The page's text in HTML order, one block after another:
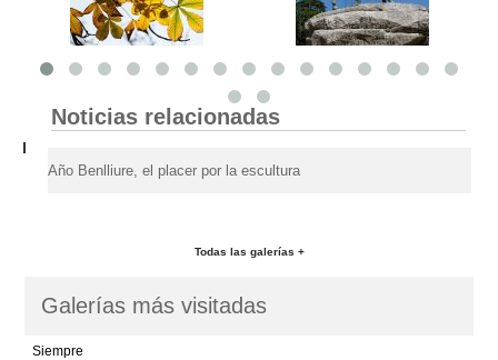
Noticias relacionadas
Año Benlliure, el placer por la escultura
Todas las galerías +
Galerías más visitadas
Siempre